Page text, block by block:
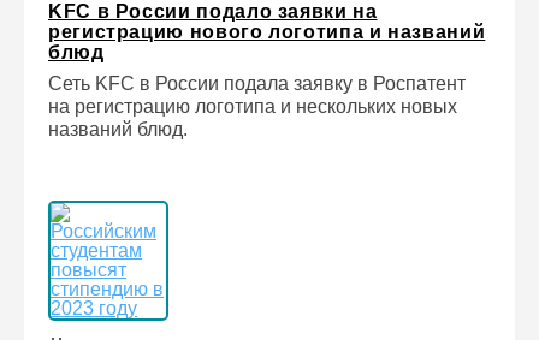
KFC в России подало заявки на
регистрацию нового логотипа и названий
блюд
Сеть KFC в России подала заявку в Роспатент
на регистрацию логотипа и нескольких новых
названий блюд.